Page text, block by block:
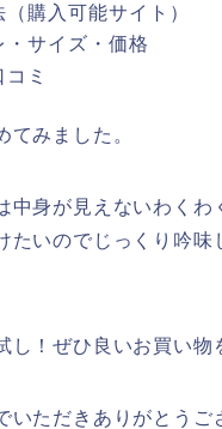
（購入可能サイト）
・サイズ・価格
ミ
てみました。
中身が見えないわくわ
たいのでじっくり吟味
し！ぜひ良いお買い物
いただきありがとうご